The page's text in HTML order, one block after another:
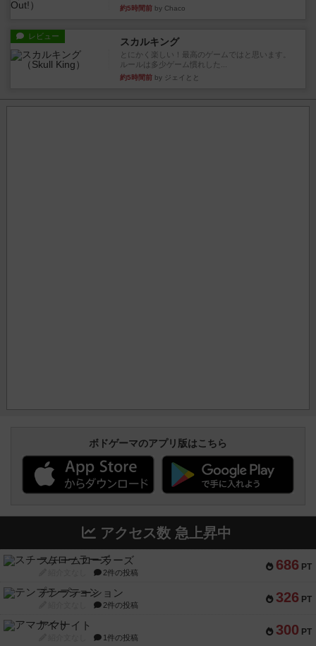
約5時間前 by Chaco
レビュー スカルキング
とにかく楽しい！最高のゲームではと思います。
ルールは多少ゲーム慣れした...
約5時間前 by ジェイとと
ボドゲーマのアプリ版はこちら
アクセス数 急上昇中
686 PT
スチームローラーズ
2件の投稿
326 PT
テンプテーション
2件の投稿
300 PT
アマナイト
1件の投稿